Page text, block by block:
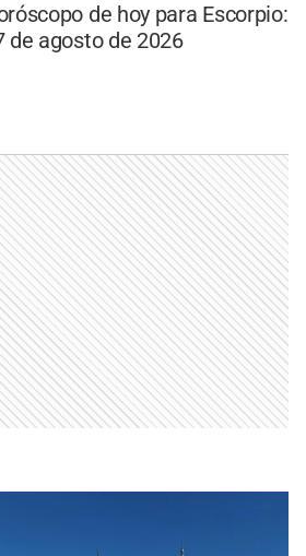
de hoy para Escorpio:
de agosto de 2026